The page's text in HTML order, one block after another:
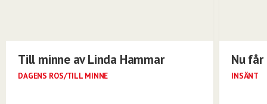
Till minne av Linda Hammar
DAGENS ROS/TILL MINNE
Nu
INSÄNT